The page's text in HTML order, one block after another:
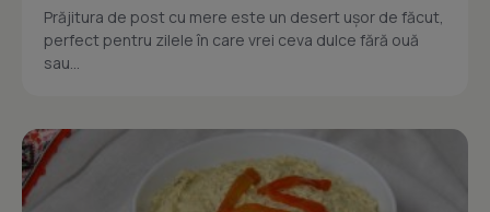
Prăjitura de post cu mere este un desert ușor de făcut,
perfect pentru zilele în care vrei ceva dulce fără ouă
sau...